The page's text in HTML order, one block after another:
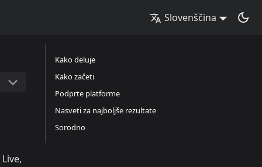
Slovenščina
Kako deluje
Kako začeti
Podprte platforme
Nasveti za najboljše rezultate
Sorodno